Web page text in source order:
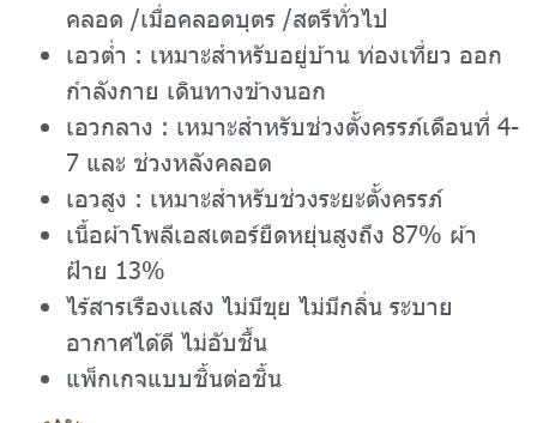
คลอด /เมื่อคลอดบุตร /สตรีทั่วไป
เอวต่ำ : เหมาะสำหรับอยู่บ้าน ท่องเที่ยว ออก
กำลังกาย เดินทางข้างนอก
เอวกลาง : เหมาะสำหรับช่วงตั้งครรภ์เดือนที่ 4-
7 และ ช่วงหลังคลอด
เอวสูง : เหมาะสำหรับช่วงระยะตั้งครรภ์
เนื้อผ้าโพลีเอสเตอร์ยืดหยุ่นสูงถึง 87% ผ้า
ฝ้าย 13%
ไร้สารเรืองเเสง ไม่มีขุย ไม่มีกลิ่น ระบาย
อากาศได้ดี ไม่อับชื้น
แพ็กเกจแบบชิ้นต่อชิ้น